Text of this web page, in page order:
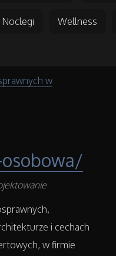
Noclegi Wellness
w
i cechach
w firmie